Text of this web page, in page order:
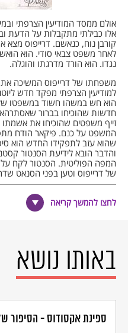
אולם ממסד המודיעין הצרפתי
אלו כבילתי מתקבלות על הדעת
קורבן נוח, כנאשם. דרייפוס
לאחר משפט צבאי סודי. הוא
נגדו. הוא הורד מדרגתו והוגלה.
משפחתו של דרייפוס המשיכה
למודיעין הצרפתי מפקד חדש
הוא חש במשהו חשוד במשפטו של
חדשות שהוכיחו בברור
זייף משפטים שהוכיחו את
המשפט על כנם. פיקאר הודח
שהוא עזב לתפקידו החדש הוא
והדבר הובא לידיעת הסנטור
המפה הפוליטית. הסנטור לקח
של דרייפוס וטען בפני הסנאט
את אסתרהאזי כסוכן גרמני. אולם
החדשות שהובאו בפניה.
לכלא ל-60 יום.
היא לא יותר מהוצאת דיבה
בפברואר הואשם אמיל זולה עצמו
זכה למשפט חוזר אך גם במשפט זה
זאת, הומתק לעשר שנים של
תוצאות המשפט ולבסוף הוא
לחצו להמשך קריאה
באותו נושא
ספינת אקסודוס - הסיפור